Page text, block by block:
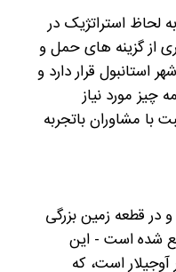
لحاظ استراتژیک در
از گزینه های حمل و
استانبول قرار دارد و
چیز مورد نیاز
با مشاوران باتجربه
در قطعه زمین بزرگی
واقع شده است - این
است، که